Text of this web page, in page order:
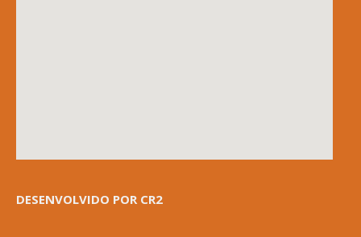
DESENVOLVIDO POR CR2